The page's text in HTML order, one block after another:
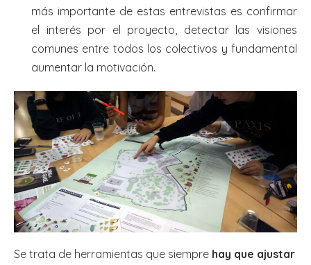
más importante de estas entrevistas es confirmar
el interés por el proyecto, detectar las visiones
comunes entre todos los colectivos y fundamental
aumentar la motivación.
Se trata de herramientas que siempre hay que ajustar